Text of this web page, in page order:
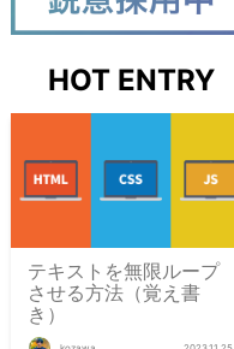
HOT ENTRY
テキストを無限ループ
させる方法（覚え書
き）